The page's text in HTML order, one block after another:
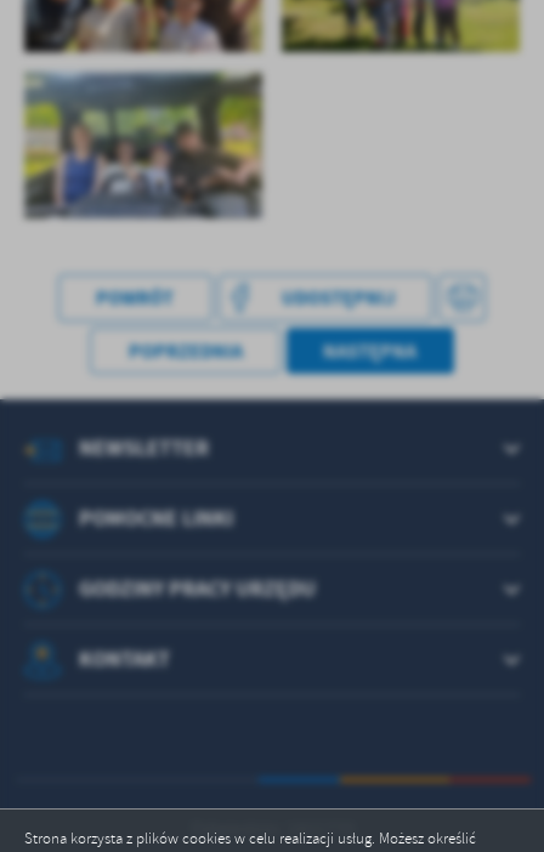
Strona korzysta z plików cookies w celu realizacji usług. Możesz określić
POWRÓT UDOSTĘPNIJ
POPRZEDNIA NASTĘPNA
POMOCNE LINKI
NEWSLETTER
GODZINY PRACY URZĘDU
KONTAKT
Odwiedzin: 1821770